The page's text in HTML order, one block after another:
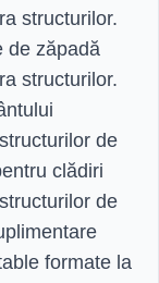
structurilor.
de zăpadă
structurilor.
de
clădiri
de
formate la